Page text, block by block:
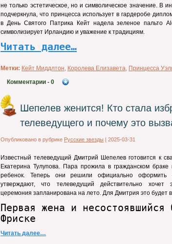
не только эстетическое, но и символическое значение. В
подчеркнула, что принцесса использует в гардеробе
в День Святого Патрика Кейт надела зеленое пальто
символизирует Ирландию и уважение к традициям.
Читать далее…
Метки: Кейт Миддлтон, Королева Елизавета, Принцесса
Комментарии - 0
Шепелев женится! Кто стала
телеведущего и почему это
Опубликовано в рубрике Русские звезды | 2025-03-31
Известный телеведущий Дмитрий Шепелев готовится к
Екатерина Тулупова. Пара прожила в гражданском
ребенок. Теперь они решили официально оформить
утверждают, что телеведущий действительно хочет
церемония запланирована на лето. Для Дмитрия это будет
Первая жена и несостоявшийся
Фриске
Читать далее…